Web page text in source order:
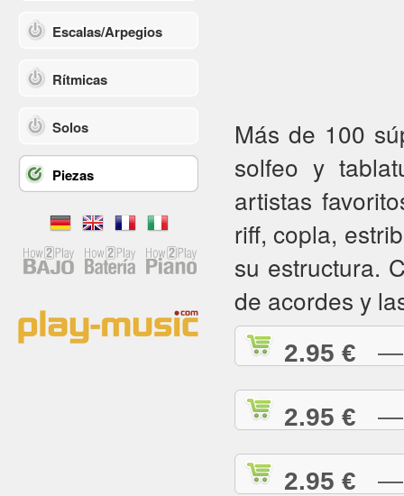
Escalas/Arpegios
Rítmicas
Solos
Piezas
Más de 100
solfeo y
artistas
riff, copla,
su estructura.
de acordes y
2.95 € —
2.95 € —
2.95 € —